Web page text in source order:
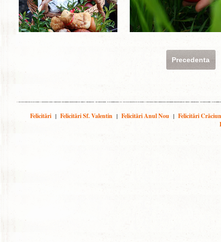
Precedenta
Felicitări | Felicitări Sf. Valentin | Felicitări Anul Nou | Felicitări